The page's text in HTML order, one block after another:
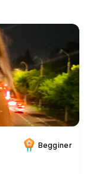
Begginer